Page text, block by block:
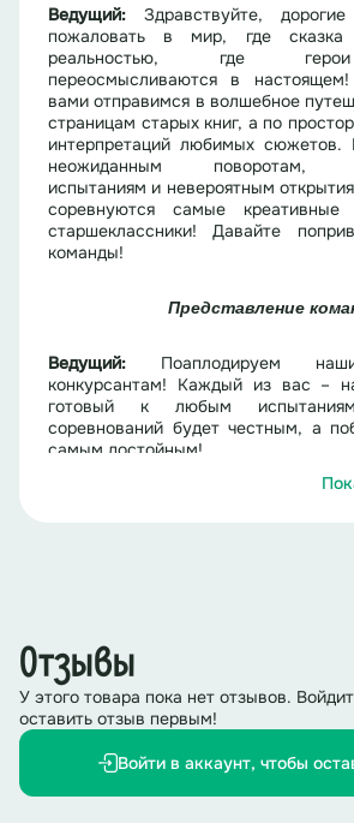
Ведущий: Здравствуйте,
пожаловать в мир, где сказка
реальностью, где
переосмысливаются в
вами отправимся в волшебное
страницам старых книг, а по
интерпретаций любимых сюжетов.
неожиданным поворотам,
испытаниям и невероятным
соревнуются самые креативные
старшеклассники! Давайте
команды!
Представление
Ведущий: Поаплодируем нашим отважным
конкурсантам! Каждый из вас –
готовый к любым
соревнований будет честным, а
самым достойным!
Ведущий:Мы начинаем
поправкой на сегодняшние
путешествие окажется захватывающим. И
главное – не победа, а
времяпрепровождение!
Отзывы
У этого товара пока нет отзывов.
оставить отзыв первым!
Войти в аккаунт, чтобы